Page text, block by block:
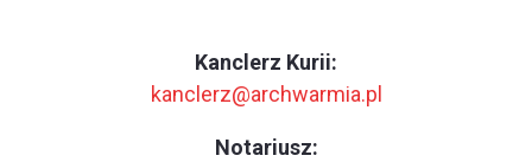
Kanclerz Kurii:
kanclerz@archwarmia.pl
Notariusz: